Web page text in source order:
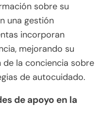
sobre su
una gestión
incorporan
mejorando su
la conciencia sobre
de autocuidado.
de apoyo en la